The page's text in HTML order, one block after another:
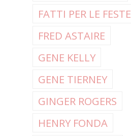
FATTI PER LE FESTE
FRED ASTAIRE
GENE KELLY
GENE TIERNEY
GINGER ROGERS
HENRY FONDA